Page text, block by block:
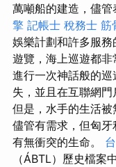
萬噸船的建造，儘
擎 記帳士 稅務士 筋
娛樂計劃和許多服務
遊覽，海上巡遊都非
進行一次神話般的
失，並且在互聯網
但是，水手的生活
儘管有需求，但匈
有無衝突的生命。
（ÁBTL）歷史檔